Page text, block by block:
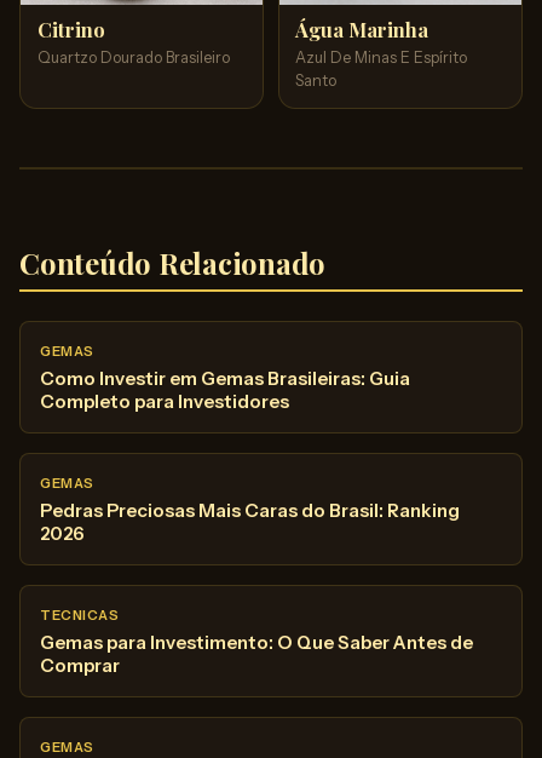
Citrino
Quartzo Dourado Brasileiro
Água Marinha
Azul De Minas E Espírito
Santo
Conteúdo Relacionado
GEMAS
Como Investir em Gemas Brasileiras: Guia
Completo para Investidores
GEMAS
Pedras Preciosas Mais Caras do Brasil: Ranking
2026
TECNICAS
Gemas para Investimento: O Que Saber Antes de
Comprar
GEMAS